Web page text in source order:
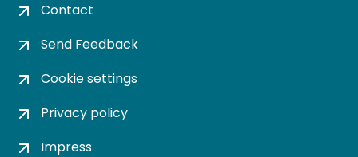
Contact
Send Feedback
Cookie settings
Privacy policy
Impress